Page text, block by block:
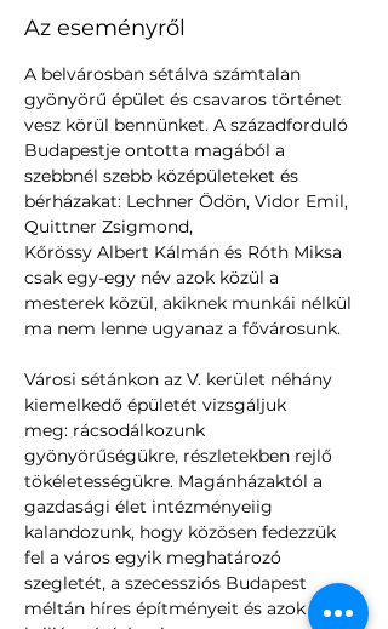
Az eseményről
A belvárosban sétálva számtalan
gyönyörű épület és csavaros történet
vesz körül bennünket. A századforduló
Budapestje ontotta magából a
szebbnél szebb középületeket és
bérházakat: Lechner Ödön, Vidor Emil,
Quittner Zsigmond,
Kőrössy Albert Kálmán és Róth Miksa
csak egy-egy név azok közül a
mesterek közül, akiknek munkái nélkül
ma nem lenne ugyanaz a fővárosunk.
Városi sétánkon az V. kerület néhány
kiemelkedő épületét vizsgáljuk
meg: rácsodálkozunk
gyönyörűségükre, részletekben rejlő
tökéletességükre. Magánházaktól a
gazdasági élet intézményeiig
kalandozunk, hogy közösen fedezzük
fel a város egyik meghatározó
szegletét, a szecessziós Budapest
méltán híres építményeit és azok